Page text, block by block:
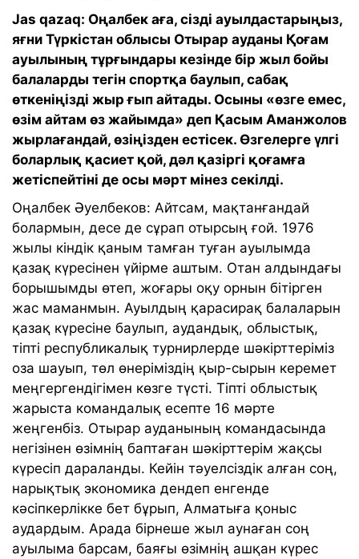
Jas qazaq: Оңалбек аға, сізді ауылдастарыңыз,
яғни Түркістан облысы Отырар ауданы Қоғам
ауылының тұрғындары кезінде бір жыл бойы
балаларды тегін спортқа баулып, сабақ
өткеніңізді жыр ғып айтады. Осыны «өзге емес,
өзім айтам өз жайымда» деп Қасым Аманжолов
жырлағандай, өзіңізден естісек. Өзгелерге үлгі
боларлық қасиет қой, дәл қазіргі қоғамға
жетіспейтіні де осы мәрт мінез секілді.
Оңалбек Әуелбеков: Айтсам, мақтанғандай
болармын, десе де сұрап отырсың ғой. 1976
жылы кіндік қаным тамған туған ауылымда
қазақ күресінен үйірме аштым. Отан алдындағы
борышымды өтеп, жоғары оқу орнын бітірген
жас маманмын. Ауылдың қарасирақ балаларын
қазақ күресіне баулып, аудандық, облыстық,
тіпті республикалық турнирлерде шәкірттеріміз
оза шауып, төл өнеріміздің қыр-сырын керемет
меңгергендігімен көзге түсті. Тіпті облыстық
жарыста командалық есепте 16 мәрте
жеңгенбіз. Отырар ауданының командасында
негізінен өзімнің баптаған шәкірттерім жақсы
күресіп дараланды. Кейін тәуелсіздік алған соң,
нарықтық экономика дендеп енгенде
кәсіпкерлікке бет бұрып, Алматыға қоныс
аудардым. Арада бірнеше жыл аунаған соң
ауылыма барсам, баяғы өзімнің ашқан күрес